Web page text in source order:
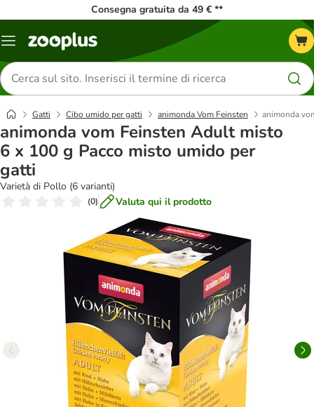
Consegna gratuita da 49 € **
Overview
Cerca
prodotti
Gatti Cibo umido per gatti animonda Vom Feinsten animonda
animonda vom Feinsten Adult misto
6 x 100 g Pacco misto umido per
gatti
Varietà di Pollo (6 varianti)
(0) Valuta qui il prodotto